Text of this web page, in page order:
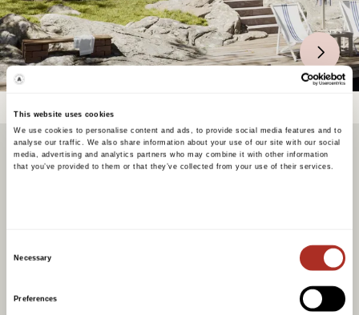
This website uses cookies
We use cookies to personalise content and ads, to provide social media features and to
analyse our traffic. We also share information about your use of our site with our social
media, advertising and analytics partners who may combine it with other information
that you’ve provided to them or that they’ve collected from your use of their services.
Necessary
Preferences
Det finnes få ting som er bedre enn å nyte
morgenkaffen ute i frisk luft eller avslutte
med noe godt i glasset. Med et velvalgt